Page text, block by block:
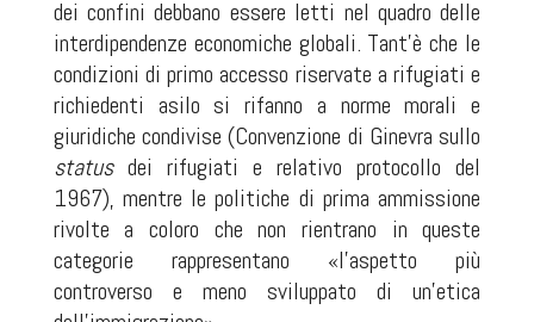
dei confini debbano essere letti nel quadro delle
interdipendenze economiche globali. Tant’è che le
condizioni di primo accesso riservate a rifugiati e
richiedenti asilo si rifanno a norme morali e
giuridiche condivise (Convenzione di Ginevra sullo
statusdei rifugiati e relativo protocollo del
1967), mentre le politiche di prima ammissione
rivolte a coloro che non rientrano in queste
categorie rappresentano «l’aspetto più
controverso e meno sviluppato di un’etica